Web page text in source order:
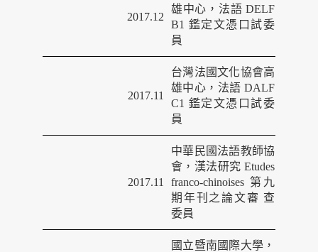
2017.12
雄中心，法語 DELF
B1 鑑定文憑口試委
員
2017.11
台灣法國文化協會高
雄中心，法語 DALF
C1 鑑定文憑口試委
員
2017.11
中華民國法語教師協
會，漢法研究 Etudes
franco-chinoises 第九
期年刊之論文審 查
委員
國立暨南國際大學，